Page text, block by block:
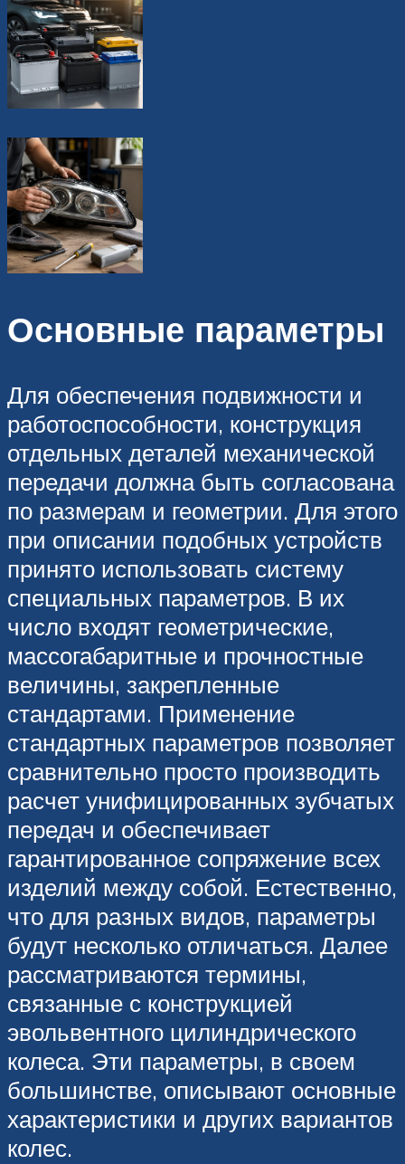
Основные параметры
Для обеспечения подвижности и
работоспособности, конструкция
отдельных деталей механической
передачи должна быть согласована
по размерам и геометрии. Для этого
при описании подобных устройств
принято использовать систему
специальных параметров. В их
число входят геометрические,
массогабаритные и прочностные
величины, закрепленные
стандартами. Применение
стандартных параметров позволяет
сравнительно просто производить
расчет унифицированных зубчатых
передач и обеспечивает
гарантированное сопряжение всех
изделий между собой. Естественно,
что для разных видов, параметры
будут несколько отличаться. Далее
рассматриваются термины,
связанные с конструкцией
эвольвентного цилиндрического
колеса. Эти параметры, в своем
большинстве, описывают основные
характеристики и других вариантов
колес.